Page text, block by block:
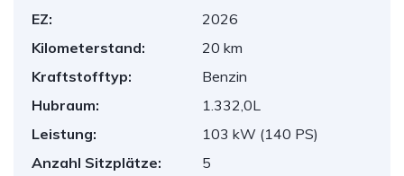
EZ:
2026
Kilometerstand:
20 km
Kraftstofftyp:
Benzin
Hubraum:
1.332,0L
Leistung:
103 kW (140 PS)
Anzahl Sitzplätze:
5